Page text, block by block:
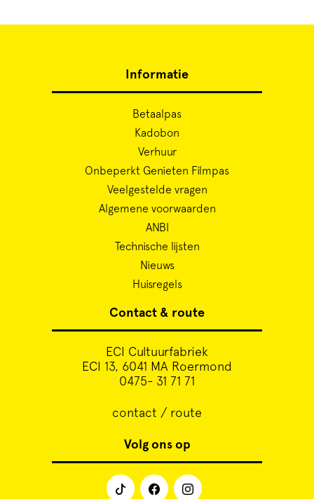
Informatie
Betaalpas
Kadobon
Verhuur
Onbeperkt Genieten Filmpas
Veelgestelde vragen
Algemene voorwaarden
ANBI
Technische lijsten
Nieuws
Huisregels
Contact & route
ECI Cultuurfabriek
ECI 13, 6041 MA Roermond
0475- 31 71 71
contact / route
Volg ons op